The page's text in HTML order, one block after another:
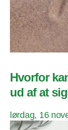
Hvorfor
ud af at
lørdag, 16